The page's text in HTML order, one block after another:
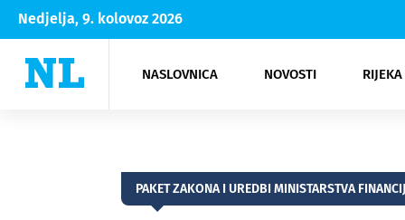
Nedjelja, 9. kolovoz 2026
NASLOVNICA NOVOSTI
Rijeka Opatija
NK
Moda
Kultura
PAKET ZAKONA I UREDBI MINISTARSTVA